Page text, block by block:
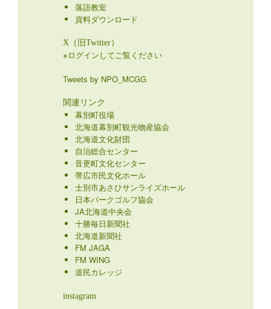
落語教室
資料ダウンロード
X（旧Twitter）
※ログインしてご覧ください
Tweets by NPO_MCGG
関連リンク
幕別町役場
北海道幕別町観光物産協会
北海道文化財団
自治総合センター
音更町文化センター
帯広市民文化ホール
士別市あさひサンライズホール
日本パークゴルフ協会
JA北海道中央会
十勝毎日新聞社
北海道新聞社
FM JAGA
FM WING
道民カレッジ
instagram